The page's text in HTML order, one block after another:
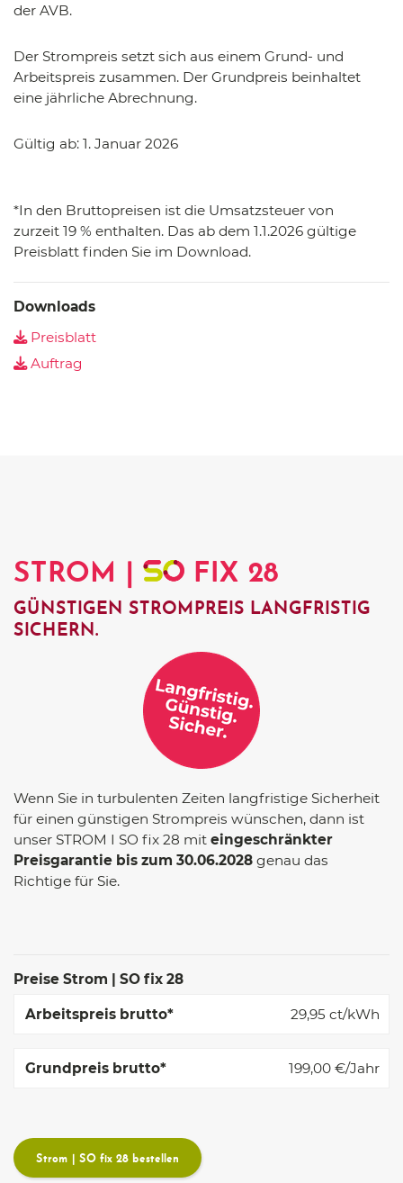
der AVB.
Der Strompreis setzt sich aus einem Grund- und
Arbeitspreis zusammen. Der Grundpreis beinhaltet
eine jährliche Abrechnung.
Gültig ab: 1. Januar 2026
*In den Bruttopreisen ist die Umsatzsteuer von
zurzeit 19 % enthalten. Das ab dem 1.1.2026 gültige
Preisblatt finden Sie im Download.
Downloads
Preisblatt
Auftrag
STROM | FIX 28
GÜNSTIGEN STROMPREIS LANGFRISTIG
SICHERN.
Wenn Sie in turbulenten Zeiten langfristige Sicherheit
für einen günstigen Strompreis wünschen, dann ist
unser STROM I SO fix 28 mit eingeschränkter
Preisgarantie bis zum 30.06.2028 genau das
Richtige für Sie.
Preise Strom | SO fix 28
29,95 ct/kWh
199,00 €/Jahr
Strom | SO fix 28 bestellen